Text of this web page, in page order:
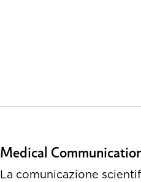
Medical
La comunicazione